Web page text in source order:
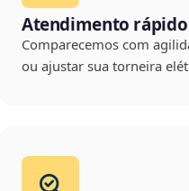
Atendimento rápido
Comparecemos com
ou ajustar sua torneira